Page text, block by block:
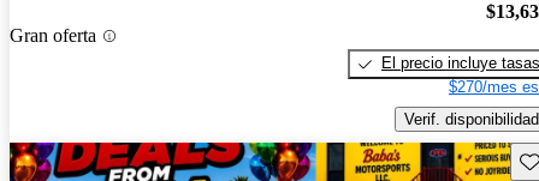
Gran oferta
El precio incluye tasas
$270/mes
Verif. disponibilidad